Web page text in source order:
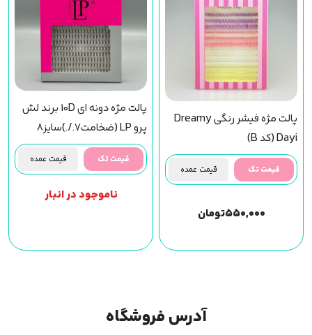
پالت مژه فیشر رنگی Dreamy
Dayi (کد B)
قیمت تک قیمت عمده
۵۵۰,۰۰۰تومان
پالت مژه دونه ای 10D برند لش
پرو LP (ضخامت7./.)سایز8
قیمت تک قیمت عمده
ناموجود در انبار
آدرس فروشگاه